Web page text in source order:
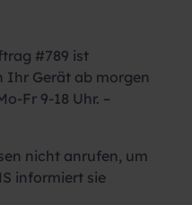
#789 ist
Ihr Gerät ab morgen
Fr 9-18 Uhr. –
nicht anrufen, um
informiert sie